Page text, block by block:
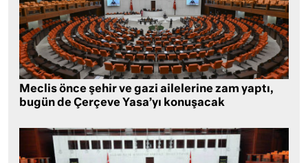
Meclis önce şehir ve gazi ailelerine zam yaptı,
bugün de Çerçeve Yasa’yı konuşacak